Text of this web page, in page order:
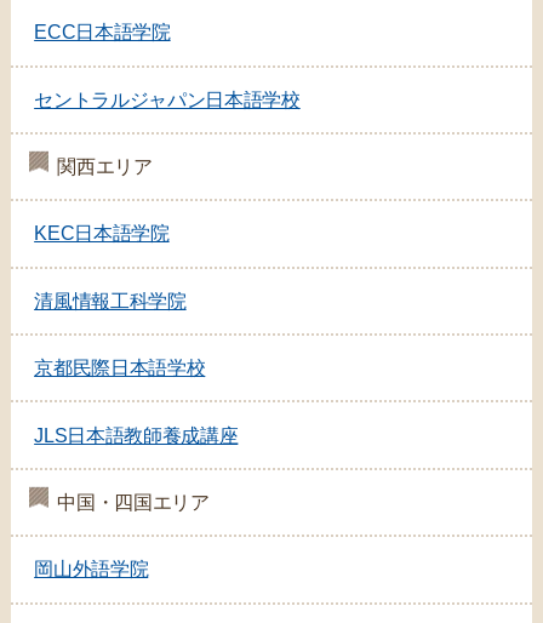
ECC日本語学院
セントラルジャパン日本語学校
関西エリア
KEC日本語学院
清風情報工科学院
京都民際日本語学校
JLS日本語教師養成講座
中国・四国エリア
岡山外語学院